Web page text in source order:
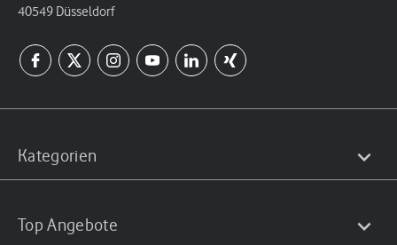
40549 Düsseldorf
Kategorien
Top Angebote